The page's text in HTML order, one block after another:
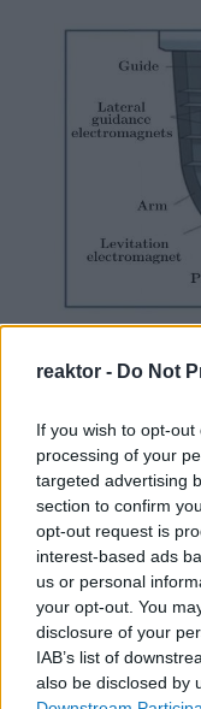
reaktor - Do Not
If you wish to opt-
processing of your
targeted advertising
section to confirm
opt-out request is
interest-based ads
us or personal
your opt-out. You
disclosure of your
IAB’s list of
also be disclosed by
Az 1960-as
hasonlóan
külön
hogy a lehető
szükségük és
megépítésének
dollár lesz.